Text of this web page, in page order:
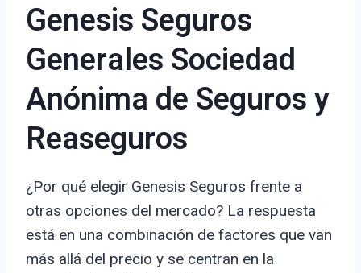
Genesis Seguros
Generales Sociedad
Anónima de Seguros y
Reaseguros
¿Por qué elegir Genesis Seguros frente a
otras opciones del mercado? La respuesta
está en una combinación de factores que van
más allá del precio y se centran en la